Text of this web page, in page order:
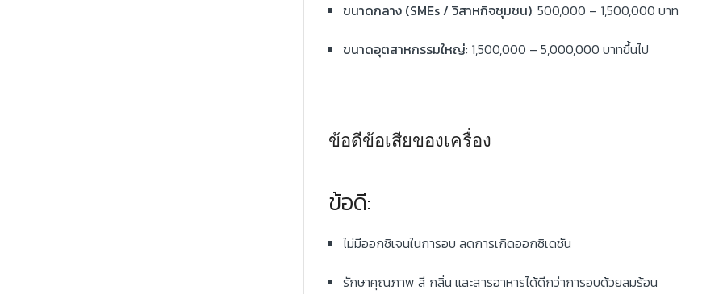
ขนาดกลาง (SMEs / วิสาหกิจชุมชน): 500,000 – 1,500,000 บาท
ขนาดอุตสาหกรรมใหญ่: 1,500,000 – 5,000,000 บาทขึ้นไป
ข้อดีข้อเสียของเครื่อง
ข้อดี:
ไม่มีออกซิเจนในการอบ ลดการเกิดออกซิเดชัน
รักษาคุณภาพ สี กลิ่น และสารอาหารได้ดีกว่าการอบด้วยลมร้อน